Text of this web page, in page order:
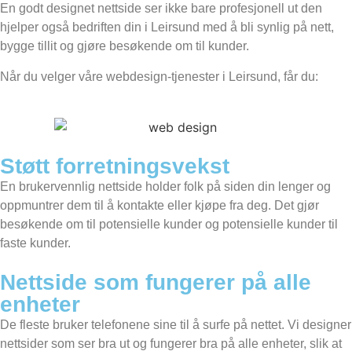
En godt designet nettside ser ikke bare profesjonell ut den
hjelper også bedriften din i Leirsund med å bli synlig på nett,
bygge tillit og gjøre besøkende om til kunder.
Når du velger våre webdesign-tjenester i Leirsund, får du:
Støtt forretningsvekst
En brukervennlig nettside holder folk på siden din lenger og
oppmuntrer dem til å kontakte eller kjøpe fra deg. Det gjør
besøkende om til potensielle kunder og potensielle kunder til
faste kunder.
Nettside som fungerer på alle
enheter
De fleste bruker telefonene sine til å surfe på nettet. Vi designer
nettsider som ser bra ut og fungerer bra på alle enheter, slik at